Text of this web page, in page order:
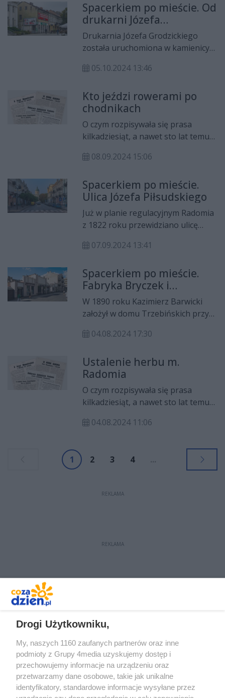
września 2009 roku.
Spacerkiem po mieście. Od
drukarni Józefa
Grodzickiego do Drukarni
Państwowej II
Drukarnia Józefa Grodzickiego
została uruchomiona w kamienicy
49 (obecnie ul. Żeromskiego) 30
05.10.2024 13:46
Kto jeździ rowerami po
chodnikach
O czym rozpisywała się prasa
kilkadziesiąt, a nawet sto lat temu?
gazet? I najciekawsze, jak się wtedy
pożółkłych szpalt", w którym będzie
można przeczytać informacje
sprzed lat - niektóre mogą
zaskoczyć.
08.09.2024 15:06
Spacerkiem po mieście.
Ulica Józefa Piłsudskiego
Już w planie regulacyjnym Radomia
z 1822 roku przewidziano ulicę
Żeromskiego) z Długą (obecnie ul.
zrealizować dopiero 60 lat później -
ul. Szeroka, bo taką wówczas
nazwę jej nadano, oddana została
do użytku w październiku 1888
roku.
07.09.2024 13:41
Spacerkiem po mieście.
Fabryka Bryczek i
Powozów Barwickich
W 1890 roku Kazimierz Barwicki
założył w domu Trzebińskich przy
Żeromskiego 28) niewielką
obstalować powóz, bryczkę albo
wolant.
04.08.2024 17:30
Ustalenie herbu m.
Radomia
O czym rozpisywała się prasa
kilkadziesiąt, a nawet sto lat temu?
gazet? I najciekawsze, jak się wtedy
pożółkłych szpalt", w którym będzie
można przeczytać informacje
04.08.2024 11:06
1 2 3 4 ...
REKLAMA
REKLAMA
Drogi Użytkowniku,
My, naszych 1160 zaufanych partnerów oraz inne
podmioty z Grupy 4media uzyskujemy dostęp i
przechowujemy informacje na urządzeniu oraz
przetwarzamy dane osobowe, takie jak unikalne
identyfikatory, standardowe informacje wysyłane przez